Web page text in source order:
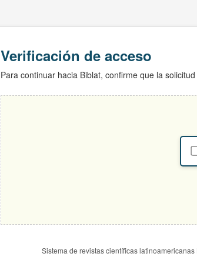
Verificación de acceso
Para continuar hacia Biblat, confirme que la
Sistema de revistas científicas